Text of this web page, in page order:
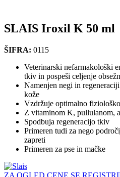
SLAIS Iroxil K 50 ml
ŠIFRA: 0115
Veterinarski nefarmakološki
tkiv in pospeši celjenje
Namenjen negi in
kože
Vzdržuje optimalno
Z vitaminom K, pullulanom,
Spodbuja regeneracijo tkiv
Primeren tudi za nego
zapreti
Primeren za pse in mačke